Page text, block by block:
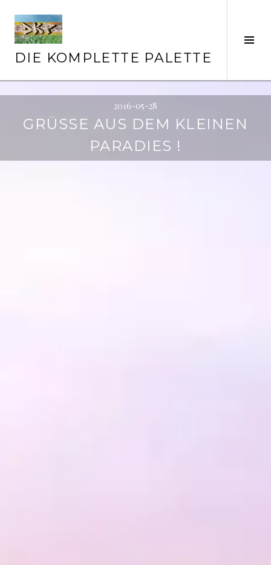
zum
Inhalt
DIE KOMPLETTE PALETTE
2016-05-28
GRÜSSE AUS DEM KLEINEN P
ARADIES !